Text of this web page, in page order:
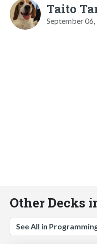
Taito
September 06,
Other Decks
See All in